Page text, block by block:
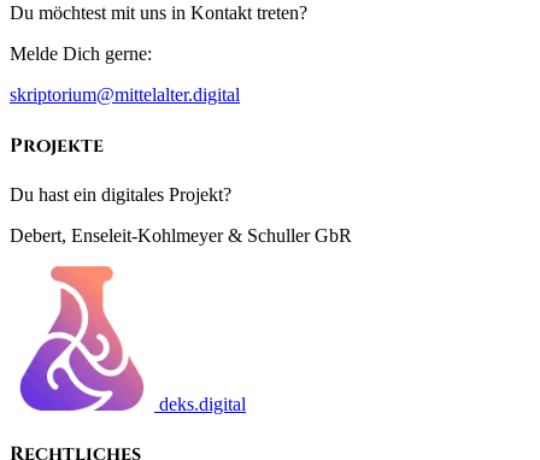
Du möchtest mit uns in Kontakt treten?
Melde Dich gerne:
skriptorium@mittelalter.digital
Projekte
Du hast ein digitales Projekt?
Debert, Enseleit-Kohlmeyer & Schuller GbR
deks.digital
Rechtliches